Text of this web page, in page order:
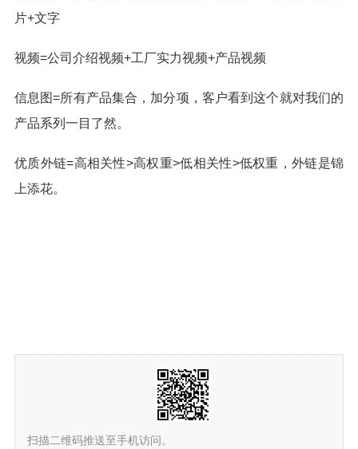
片+文字
视频=公司介绍视频+工厂实力视频+产品视频
信息图=所有产品集合，加分项，客户看到这个就对我们的
产品系列一目了然。
优质外链=高相关性>高权重>低相关性>低权重，外链是锦
上添花。
扫描二维码推送至手机访问。